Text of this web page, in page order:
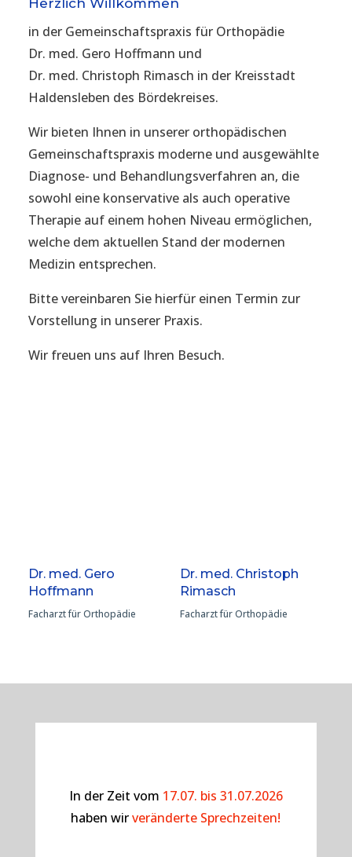
in der Gemeinschaftspraxis für Orthopädie
Dr. med. Gero Hoffmann und
Dr. med. Christoph Rimasch in der Kreisstadt
Haldensleben des Bördekreises.
Wir bieten Ihnen in unserer orthopädischen
Gemeinschaftspraxis moderne und ausgewählte
Diagnose- und Behandlungsverfahren an, die
sowohl eine konservative als auch operative
Therapie auf einem hohen Niveau ermöglichen,
welche dem aktuellen Stand der modernen
Medizin entsprechen.
Bitte vereinbaren Sie hierfür einen Termin zur
Vorstellung in unserer Praxis.
Wir freuen uns auf Ihren Besuch.
Dr. med. Gero
Hoffmann
Facharzt für Orthopädie
Dr. med. Christoph
Rimasch
Facharzt für Orthopädie
In der Zeit vom 17.07. bis 31.07.2026
haben wirveränderte Sprechzeiten!